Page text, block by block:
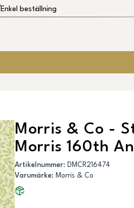
Enkel beställning
Morris & Co -
Morris 160th
Artikelnummer: DMCR216474
Varumärke: Morris & Co